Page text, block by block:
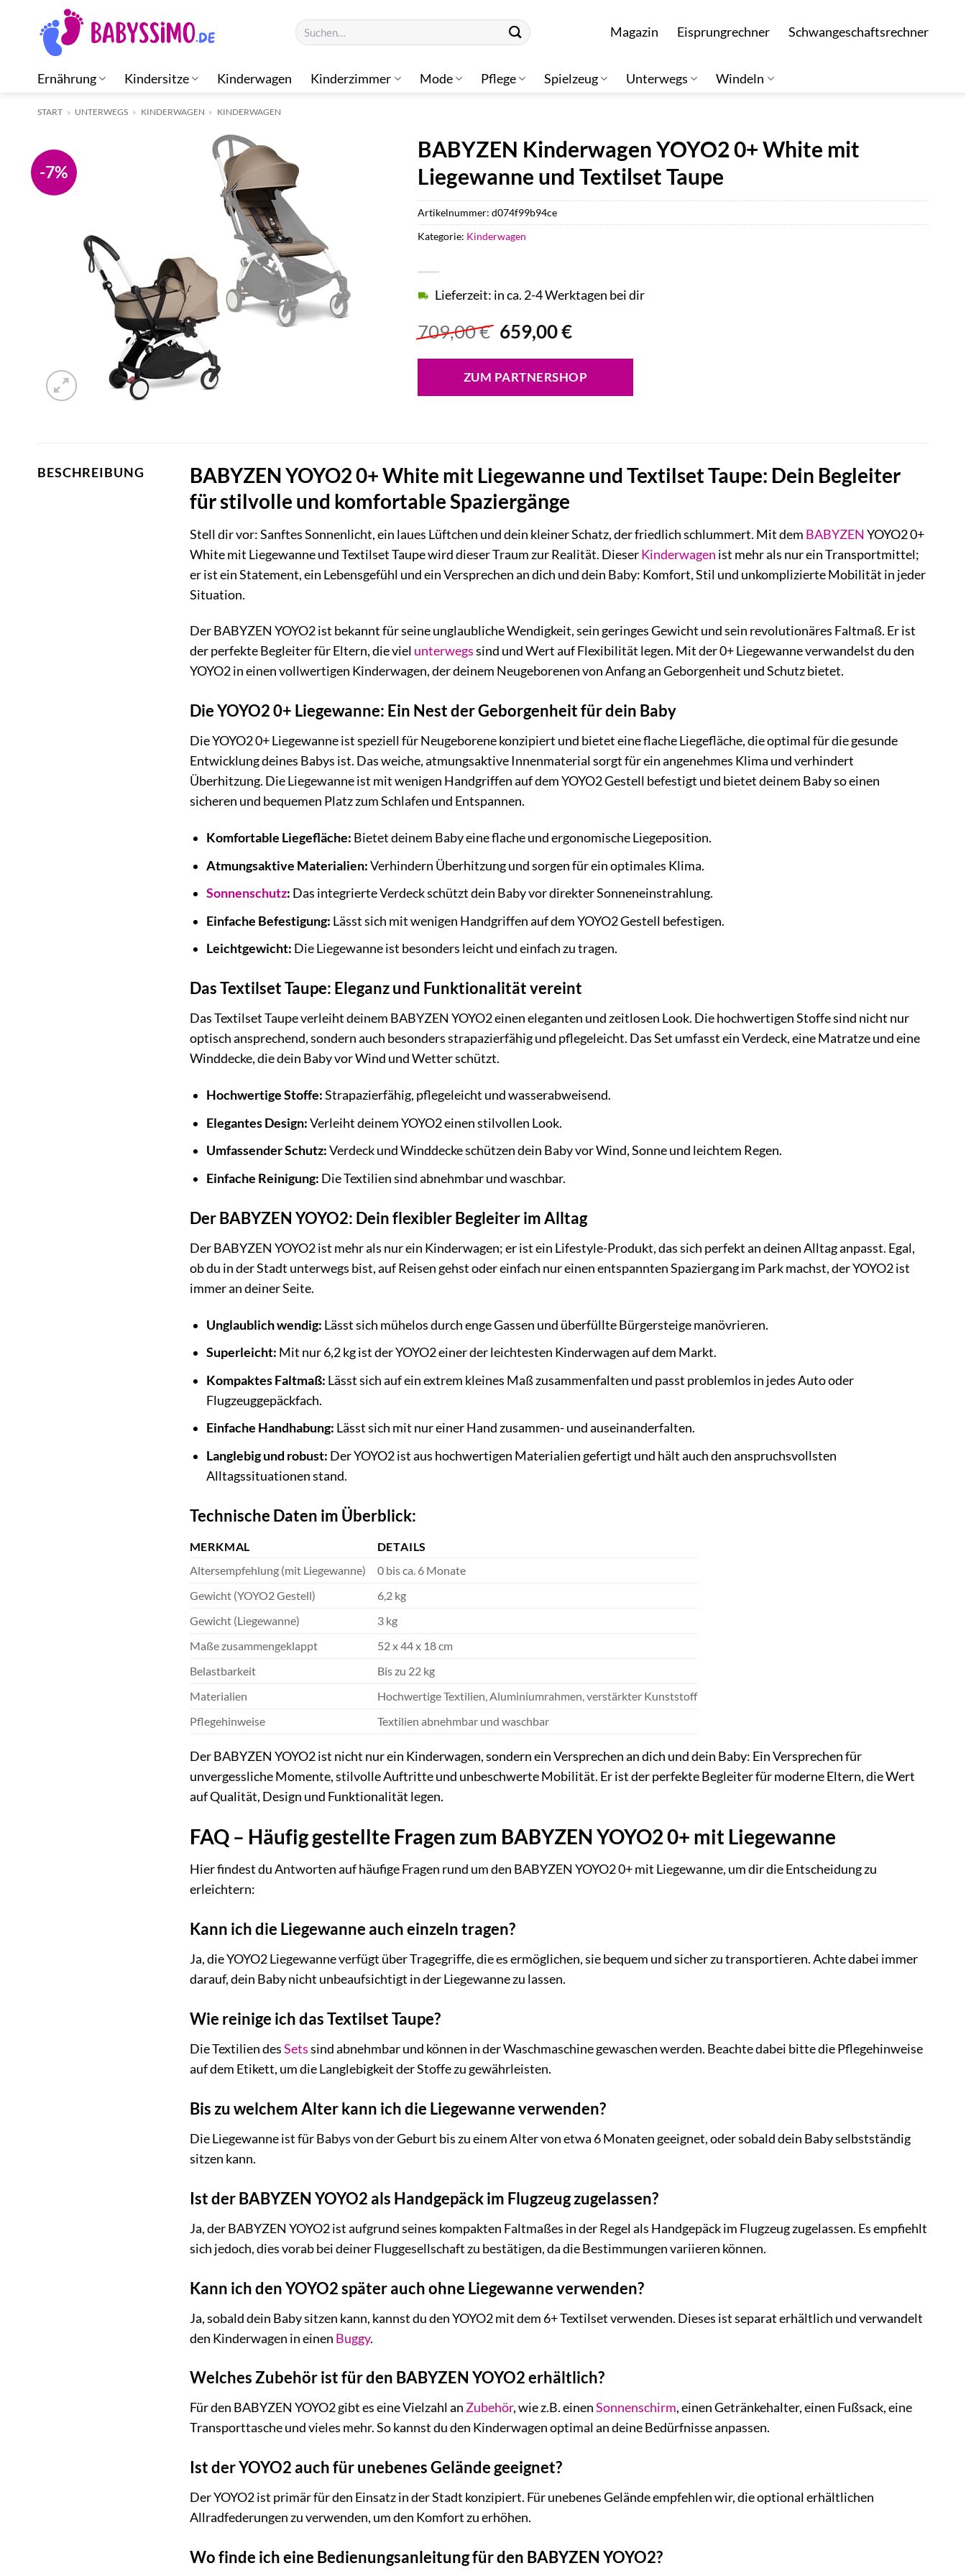
springen
Suchen
nach:
Magazin Eisprungrechner Schwangeschaftsrechner
Ernährung Kindersitze Kinderwagen Kinderzimmer Mode Pflege Spielzeug Unterwegs Windeln
START » UNTERWEGS » KINDERWAGEN » KINDERWAGEN
-7%
BABYZEN Kinderwagen YOYO2 0+ White mit
Liegewanne und Textilset Taupe
709,00€ Ursprünglicher
Preis
war:
709,00 €
659,00€Aktueller
ist:
659,00 €.
Lieferzeit: in ca. 2-4 Werktagen bei dir
ZUM PARTNERSHOP
Artikelnummer:d074f99b94ce
Kategorie: Kinderwagen
BESCHREIBUNG
BABYZEN YOYO2 0+ White mit Liegewanne und Textilset Taupe: Dein Begleiter
für stilvolle und komfortable Spaziergänge
Stell dir vor: Sanftes Sonnenlicht, ein laues Lüftchen und dein kleiner Schatz, der friedlich schlummert. Mit dem BABYZEN YOYO2 0+
White mit Liegewanne und Textilset Taupe wird dieser Traum zur Realität. DieserKinderwagen ist mehr als nur ein Transportmittel;
er ist ein Statement, ein Lebensgefühl und ein Versprechen an dich und dein Baby: Komfort, Stil und unkomplizierte Mobilität in jeder
Situation.
Der BABYZEN YOYO2 ist bekannt für seine unglaubliche Wendigkeit, sein geringes Gewicht und sein revolutionäres Faltmaß. Er ist
der perfekte Begleiter für Eltern, die viel unterwegssind und Wert auf Flexibilität legen. Mit der 0+ Liegewanne verwandelst du den
YOYO2 in einen vollwertigen Kinderwagen, der deinem Neugeborenen von Anfang an Geborgenheit und Schutz bietet.
Die YOYO2 0+ Liegewanne: Ein Nest der Geborgenheit für dein Baby
Die YOYO2 0+ Liegewanne ist speziell für Neugeborene konzipiert und bietet eine flache Liegefläche, die optimal für die gesunde
Entwicklung deines Babys ist. Das weiche, atmungsaktive Innenmaterial sorgt für ein angenehmes Klima und verhindert
Überhitzung. Die Liegewanne ist mit wenigen Handgriffen auf dem YOYO2 Gestell befestigt und bietet deinem Baby so einen
sicheren und bequemen Platz zum Schlafen und Entspannen.
Komfortable Liegefläche: Bietet deinem Baby eine flache und ergonomische Liegeposition.
Atmungsaktive Materialien:Verhindern Überhitzung und sorgen für ein optimales Klima.
Sonnenschutz: Das integrierte Verdeck schützt dein Baby vor direkter Sonneneinstrahlung.
Einfache Befestigung: Lässt sich mit wenigen Handgriffen auf dem YOYO2 Gestell befestigen.
Leichtgewicht: Die Liegewanne ist besonders leicht und einfach zu tragen.
Das Textilset Taupe: Eleganz und Funktionalität vereint
Das Textilset Taupe verleiht deinem BABYZEN YOYO2 einen eleganten und zeitlosen Look. Die hochwertigen Stoffe sind nicht nur
optisch ansprechend, sondern auch besonders strapazierfähig und pflegeleicht. Das Set umfasst ein Verdeck, eine Matratze und eine
Winddecke, die dein Baby vor Wind und Wetter schützt.
Hochwertige Stoffe:Strapazierfähig, pflegeleicht und wasserabweisend.
Elegantes Design:Verleiht deinem YOYO2 einen stilvollen Look.
Umfassender Schutz:Verdeck und Winddecke schützen dein Baby vor Wind, Sonne und leichtem Regen.
Einfache Reinigung: Die Textilien sind abnehmbar und waschbar.
Der BABYZEN YOYO2: Dein flexibler Begleiter im Alltag
Der BABYZEN YOYO2 ist mehr als nur ein Kinderwagen; er ist ein Lifestyle-Produkt, das sich perfekt an deinen Alltag anpasst. Egal,
ob du in der Stadt unterwegs bist, auf Reisen gehst oder einfach nur einen entspannten Spaziergang im Park machst, der YOYO2 ist
immer an deiner Seite.
Unglaublich wendig: Lässt sich mühelos durch enge Gassen und überfüllte Bürgersteige manövrieren.
Superleicht: Mit nur 6,2 kg ist der YOYO2 einer der leichtesten Kinderwagen auf dem Markt.
Kompaktes Faltmaß: Lässt sich auf ein extrem kleines Maß zusammenfalten und passt problemlos in jedes Auto oder
Flugzeuggepäckfach.
Einfache Handhabung: Lässt sich mit nur einer Hand zusammen- und auseinanderfalten.
Langlebig und robust: Der YOYO2 ist aus hochwertigen Materialien gefertigt und hält auch den anspruchsvollsten
Alltagssituationen stand.
Technische Daten im Überblick:
MERKMAL
DETAILS
Altersempfehlung (mit Liegewanne)
0 bis ca. 6 Monate
Gewicht (YOYO2 Gestell)
6,2 kg
Gewicht (Liegewanne)
3 kg
Maße zusammengeklappt
52 x 44 x 18 cm
Belastbarkeit
Bis zu 22 kg
Materialien
Hochwertige Textilien, Aluminiumrahmen, verstärkter Kunststoff
Pflegehinweise
Textilien abnehmbar und waschbar
Der BABYZEN YOYO2 ist nicht nur ein Kinderwagen, sondern ein Versprechen an dich und dein Baby: Ein Versprechen für
unvergessliche Momente, stilvolle Auftritte und unbeschwerte Mobilität. Er ist der perfekte Begleiter für moderne Eltern, die Wert
auf Qualität, Design und Funktionalität legen.
FAQ – Häufig gestellte Fragen zum BABYZEN YOYO2 0+ mit Liegewanne
Hier findest du Antworten auf häufige Fragen rund um den BABYZEN YOYO2 0+ mit Liegewanne, um dir die Entscheidung zu
erleichtern:
Kann ich die Liegewanne auch einzeln tragen?
Ja, die YOYO2 Liegewanne verfügt über Tragegriffe, die es ermöglichen, sie bequem und sicher zu transportieren. Achte dabei immer
darauf, dein Baby nicht unbeaufsichtigt in der Liegewanne zu lassen.
Wie reinige ich das Textilset Taupe?
Die Textilien desSetssind abnehmbar und können in der Waschmaschine gewaschen werden. Beachte dabei bitte die Pflegehinweise
auf dem Etikett, um die Langlebigkeit der Stoffe zu gewährleisten.
Bis zu welchem Alter kann ich die Liegewanne verwenden?
Die Liegewanne ist für Babys von der Geburt bis zu einem Alter von etwa 6 Monaten geeignet, oder sobald dein Baby selbstständig
sitzen kann.
Ist der BABYZEN YOYO2 als Handgepäck im Flugzeug zugelassen?
Ja, der BABYZEN YOYO2 ist aufgrund seines kompakten Faltmaßes in der Regel als Handgepäck im Flugzeug zugelassen. Es empfiehlt
sich jedoch, dies vorab bei deiner Fluggesellschaft zu bestätigen, da die Bestimmungen variieren können.
Kann ich den YOYO2 später auch ohne Liegewanne verwenden?
Ja, sobald dein Baby sitzen kann, kannst du den YOYO2 mit dem 6+ Textilset verwenden. Dieses ist separat erhältlich und verwandelt
den Kinderwagen in einen Buggy.
Welches Zubehör ist für den BABYZEN YOYO2 erhältlich?
Für den BABYZEN YOYO2 gibt es eine Vielzahl anZubehör, wie z.B. einenSonnenschirm, einen Getränkehalter, einen Fußsack, eine
Transporttasche und vieles mehr. So kannst du den Kinderwagen optimal an deine Bedürfnisse anpassen.
Ist der YOYO2 auch für unebenes Gelände geeignet?
Der YOYO2 ist primär für den Einsatz in der Stadt konzipiert. Für unebenes Gelände empfehlen wir, die optional erhältlichen
Allradfederungen zu verwenden, um den Komfort zu erhöhen.
Wo finde ich eine Bedienungsanleitung für den BABYZEN YOYO2?